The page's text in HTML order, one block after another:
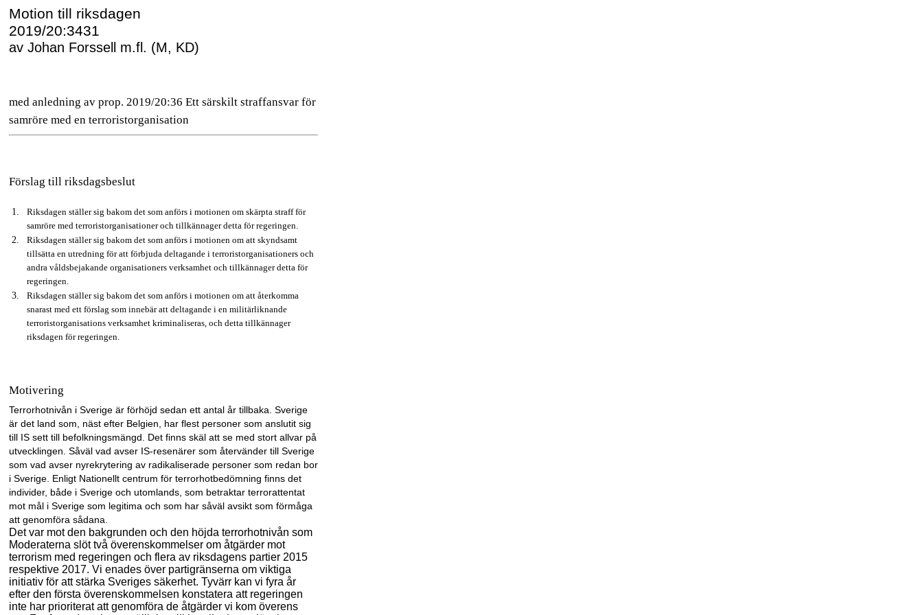
Motion till riksdagen
2019/20:3431
av Johan Forssell m.fl. (M, KD)
med anledning av prop. 2019/20:36 Ett särskilt straffansvar för
samröre med en terroristorganisation
Förslag till riksdagsbeslut
Riksdagen ställer sig bakom det som anförs i motionen om skärpta straff för
samröre med terroristorganisationer och tillkännager detta för regeringen.
Riksdagen ställer sig bakom det som anförs i motionen om att skyndsamt
tillsätta en utredning för att förbjuda deltagande i terroristorganisationers och
andra våldsbejakande organisationers verksamhet och tillkännager detta för
regeringen.
Riksdagen ställer sig bakom det som anförs i motionen om att återkomma
snarast med ett förslag som innebär att deltagande i en militärliknande
terroristorganisations verksamhet kriminaliseras, och detta tillkännager
riksdagen för regeringen.
Motivering
Terrorhotnivån i Sverige är förhöjd sedan ett antal år tillbaka. Sverige
är det land som, näst efter Belgien, har flest personer som anslutit sig
till IS sett till befolkningsmängd. Det finns skäl att se med stort allvar på
utvecklingen. Såväl vad avser IS-resenärer som återvänder till Sverige
som vad avser nyrekrytering av radikaliserade personer som redan bor
i Sverige. Enligt Nationellt centrum för terrorhotbedömning finns det
individer, både i Sverige och utomlands, som betraktar terrorattentat
mot mål i Sverige som legitima och som har såväl avsikt som förmåga
att genomföra sådana.
Det var mot den bakgrunden och den höjda terrorhotnivån som
Moderaterna slöt två överenskommelser om åtgärder mot
terrorism med regeringen och flera av riksdagens partier 2015
respektive 2017. Vi enades över partigränserna om viktiga
initiativ för att stärka Sveriges säkerhet. Tyvärr kan vi fyra år
efter den första överenskommelsen konstatera att regeringen
inte har prioriterat att genomföra de åtgärder vi kom överens